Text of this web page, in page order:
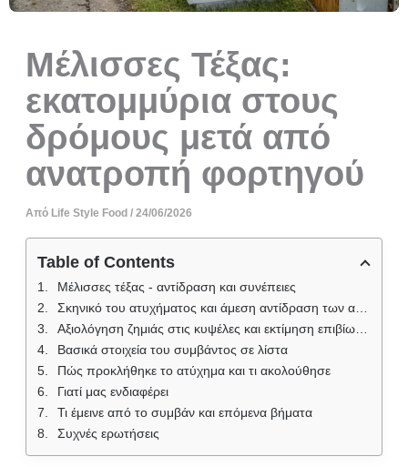
Μέλισσες Τέξας:
εκατομμύρια στους
δρόμους μετά από
ανατροπή φορτηγού
Από Life Style Food/24/06/2026
Table of Contents
Μέλισσες τέξας - αντίδραση και συνέπειες
Σκηνικό του ατυχήματος και άμεση αντίδραση των αρχών
Αξιολόγηση ζημιάς στις κυψέλες και εκτίμηση επιβίωσης
Βασικά στοιχεία του συμβάντος σε λίστα
Πώς προκλήθηκε το ατύχημα και τι ακολούθησε
Γιατί μας ενδιαφέρει
Τι έμεινε από το συμβάν και επόμενα βήματα
Συχνές ερωτήσεις